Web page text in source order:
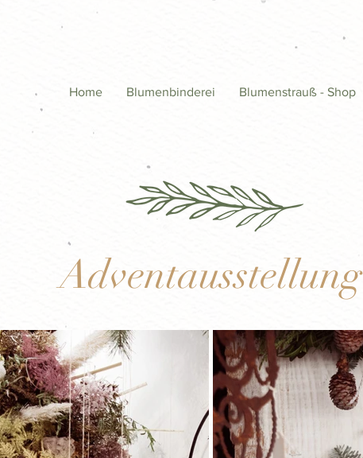
Home Blumenbinderei Blumenstrauß - Shop
Adventausstellung